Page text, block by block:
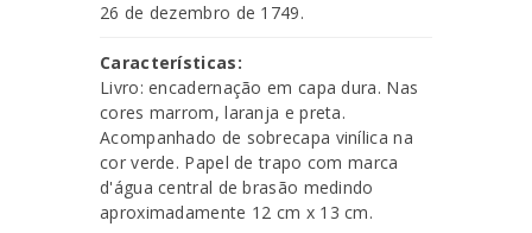
26 de dezembro de 1749.
Características:
Livro: encadernação em capa dura. Nas
cores marrom, laranja e preta.
Acompanhado de sobrecapa vinílica na
cor verde. Papel de trapo com marca
d'água central de brasão medindo
aproximadamente 12 cm x 13 cm.